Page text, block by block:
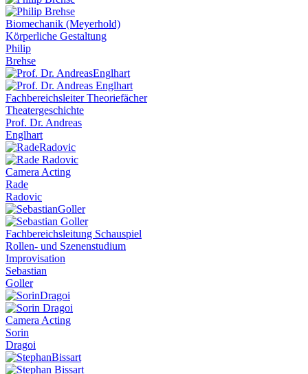
Biomechanik (Meyerhold)
Körperliche Gestaltung
Philip
Brehse
Fachbereichsleiter Theoriefächer
Theatergeschichte
Prof. Dr. Andreas
Englhart
Camera Acting
Rade
Radovic
Fachbereichsleitung Schauspiel
Rollen- und Szenenstudium
Improvisation
Sebastian
Goller
Camera Acting
Sorin
Dragoi